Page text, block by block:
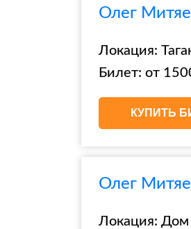
Олег
Локация:
Билет: от
КУПИТЬ
Олег
Локация: Дом